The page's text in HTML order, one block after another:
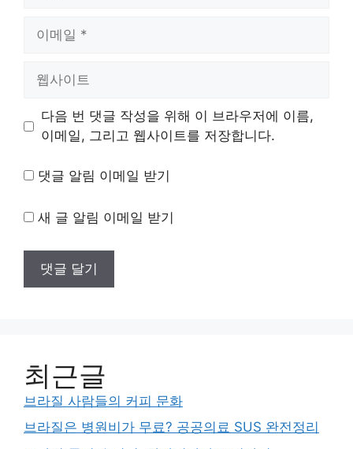
트
다음 번 댓글 작성을 위해 이 브라우저에 이름,
이메일, 그리고 웹사이트를 저장합니다.
댓글 알림 이메일 받기
새 글 알림 이메일 받기
최근글
브라질 사람들의 커피 문화
브라질은 병원비가 무료? 공공의료 SUS 완전정리